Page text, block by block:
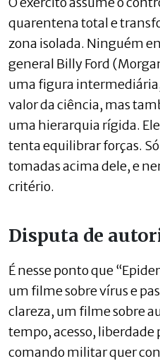
quarentena total e
zona isolada. Ninguém
general Billy Ford
uma figura
valor da ciência, mas
uma hierarquia rígida.
tenta equilibrar forças.
tomadas acima dele, e
critério.
Disputa de
É nesse ponto que
um filme sobre vírus e
clareza, um filme sobre
tempo, acesso, liberdade
comando militar quer